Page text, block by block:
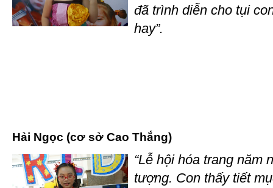
đã trình diễn cho tụi
hay”.
Hải Ngọc (cơ sở Cao Thắng)
“Lễ hội hóa trang năm
tượng. Con thấy tiết